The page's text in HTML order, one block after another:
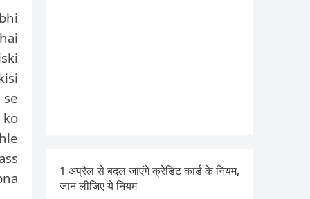
1 अप्रैल से बदल जाएंगे क्रेडिट कार्ड के नियम,
जान लीजिए ये नियम